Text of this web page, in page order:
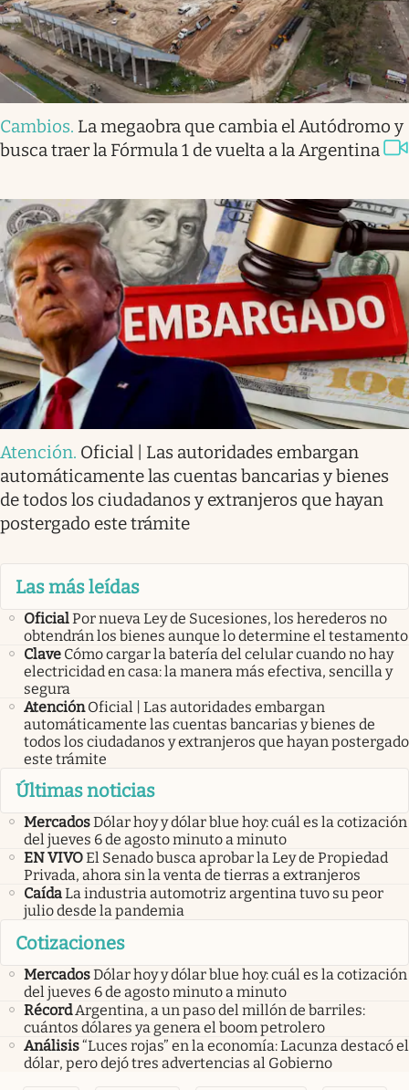
Cambios. La megaobra que cambia el Autódromo y
busca traer la Fórmula 1 de vuelta a la Argentina
Atención. Oficial | Las autoridades embargan
automáticamente las cuentas bancarias y bienes
de todos los ciudadanos y extranjeros que hayan
postergado este trámite
Las más leídas
OficialPor nueva Ley de Sucesiones, los herederos no
obtendrán los bienes aunque lo determine el testamento
Clave Cómo cargar la batería del celular cuando no hay
electricidad en casa: la manera más efectiva, sencilla y
segura
Atención Oficial | Las autoridades embargan
automáticamente las cuentas bancarias y bienes de
todos los ciudadanos y extranjeros que hayan postergado
este trámite
Últimas noticias
MercadosDólar hoy y dólar blue hoy: cuál es la cotización
del jueves 6 de agosto minuto a minuto
EN VIVOEl Senado busca aprobar la Ley de Propiedad
Privada, ahora sin la venta de tierras a extranjeros
CaídaLa industria automotriz argentina tuvo su peor
julio desde la pandemia
Cotizaciones
MercadosDólar hoy y dólar blue hoy: cuál es la cotización
del jueves 6 de agosto minuto a minuto
Récord Argentina, a un paso del millón de barriles:
cuántos dólares ya genera el boom petrolero
Análisis“Luces rojas” en la economía: Lacunza destacó el
dólar, pero dejó tres advertencias al Gobierno